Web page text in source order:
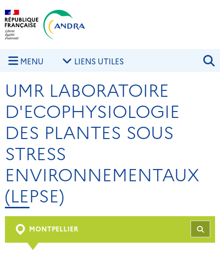
Aller au contenu principal
MENU LIENS UTILES
UMR LABORATOIRE
D'ECOPHYSIOLOGIE
DES PLANTES SOUS
STRESS
ENVIRONNEMENTAUX
(LEPSE)
MONTPELLIER